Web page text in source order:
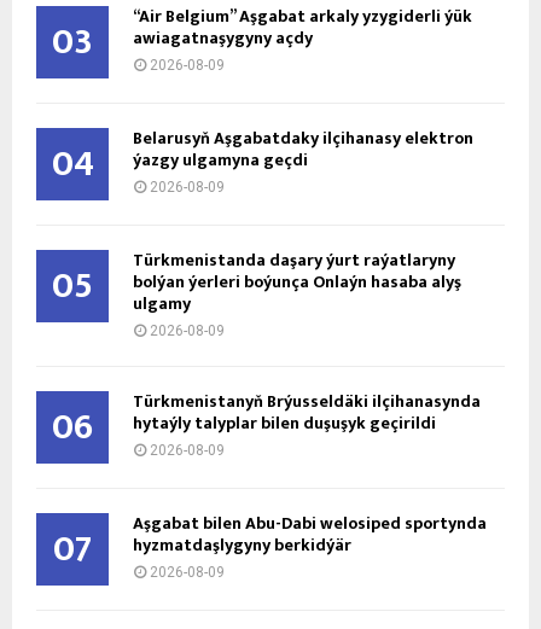
03 “Air Belgium” Aşgabat arkaly yzygiderli ýük
awiagatnaşygyny açdy
2026-08-09
04 Belarusyň Aşgabatdaky ilçihanasy elektron
ýazgy ulgamyna geçdi
2026-08-09
05 Türkmenistanda daşary ýurt raýatlaryny
bolýan ýerleri boýunça Onlaýn hasaba alyş
ulgamy
2026-08-09
06 Türkmenistanyň Brýusseldäki ilçihanasynda
hytaýly talyplar bilen duşuşyk geçirildi
2026-08-09
07 Aşgabat bilen Abu-Dabi welosiped sportynda
hyzmatdaşlygyny berkidýär
2026-08-09